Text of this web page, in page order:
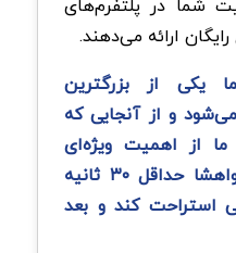
ارائه می‌دهند.
از بزرگترین
و از آنجایی که
از اهمیت ویژه‌ای
برخوردار است، لطفا و خواهشا حداقل ۳۰ ثانیه
استراحت کند و بعد